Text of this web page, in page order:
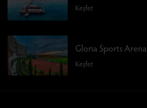
Keşfet
Gloria Sports Arena
Keşfet